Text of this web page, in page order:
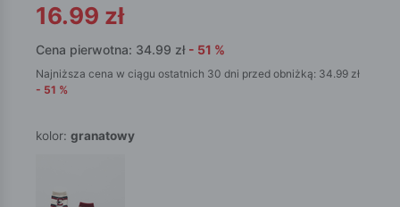
16.99 zł
Cena pierwotna: 34.99 zł - 51 %
Najniższa cena w ciągu ostatnich 30 dni przed obniżką: 34.99 zł
- 51 %
kolor: granatowy